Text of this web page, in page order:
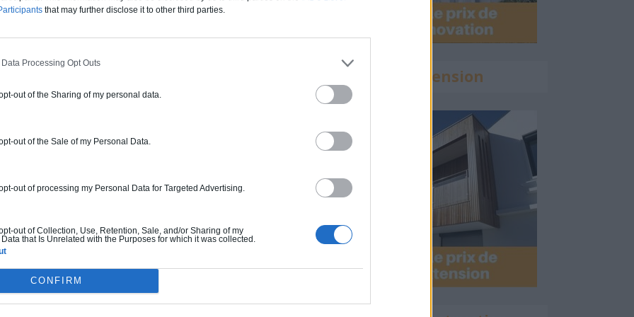
that may further disclose it to other third parties.
Processing Opt Outs
out of the Sharing of my personal data.
out of the Sale of my Personal Data.
out of processing my Personal Data for Targeted Advertising.
out of Collection, Use, Retention, Sale, and/or Sharing of my
that Is Unrelated with the Purposes for which it was collected.
CONFIRM
de fixation invisible
101 agrémentent l’esthétique de
laquelle elles s’utilisent.
de fixation visible
201 combinent des crochets
texture naturelle de l’ardoise qui
et réduit les temps de pose par
ventilée.
101 et CUPACLAD® 201, d’une
pose horizontale. Les profilés
qui prévoit la position des
un système de guidage vertical
Calculette Extension